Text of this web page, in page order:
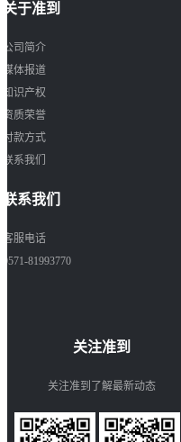
关于准到
公司简介
媒体报道
知识产权
资质荣誉
付款方式
联系我们
联系我们
客服电话
0571-81993770
关注准到
关注准到了解最新动态